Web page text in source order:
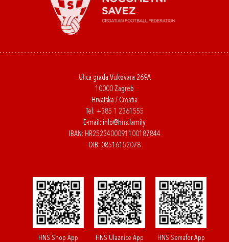
Ulica grada Vukovara 269A
10000 Zagreb
Hrvatska / Croatia
Tel: +385 1 2361555
E-mail: info@hns.family
IBAN: HR2523400091100187844
OIB: 08516152078
HNS Shop App HNS Ulaznice App HNS Semafor App